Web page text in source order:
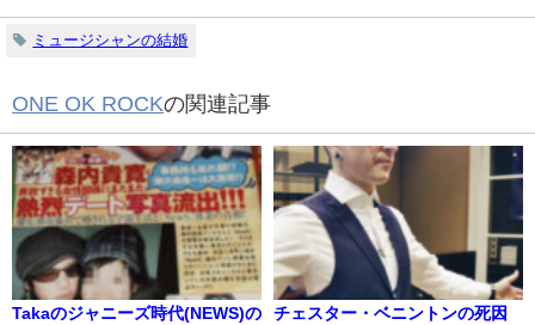
ミュージシャンの結婚
ONE OK ROCKの関連記事
Takaのジャニーズ時代(NEWS)の
チェスター・ベニントンの死因